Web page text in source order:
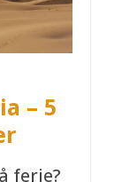
– 5
ferie?